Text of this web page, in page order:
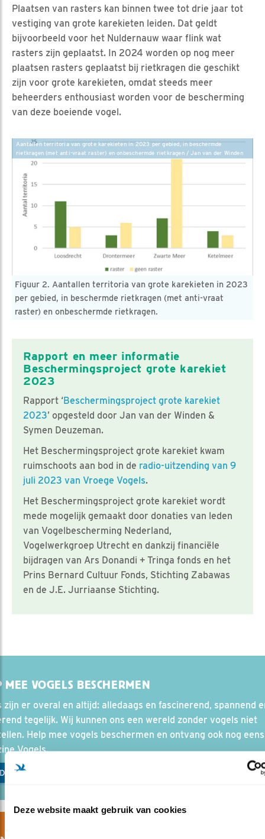
Deze website maakt gebruik van cookies
Plaatsen van rasters kan binnen twee tot drie jaar tot
vestiging van grote karekieten leiden. Dat geldt
bijvoorbeeld voor het Nuldernauw waar flink wat
rasters zijn geplaatst. In 2024 worden op nog meer
plaatsen rasters geplaatst bij rietkragen die geschikt
zijn voor grote karekieten, omdat steeds meer
beheerders enthousiast worden voor de bescherming
van deze boeiende vogel.
Figuur 2. Aantallen territoria van grote karekieten in 2023
per gebied, in beschermde rietkragen (met anti-vraat
raster) en onbeschermde rietkragen.
Aantallen territoria van grote karekieten in 2023 per gebied, in beschermde
rietkragen (met anti-vraat raster) en onbeschermde rietkragen / Jan van der Winden
Rapport en meer informatie
Beschermingsproject grote karekiet
2023
Rapport ‘Beschermingsproject grote karekiet
2023’ opgesteld door Jan van der Winden &
Symen Deuzeman.
Het Beschermingsproject grote karekiet kwam
ruimschoots aan bod in de radio-uitzending van 9
juli 2023 van Vroege Vogels.
Het Beschermingsproject grote karekiet wordt
mede mogelijk gemaakt door donaties van leden
van Vogelbescherming Nederland,
Vogelwerkgroep Utrecht en dankzij financiële
bijdragen van Ars Donandi + Tringa fonds en het
Prins Bernard Cultuur Fonds, Stichting Zabawas
en de J.E. Jurriaanse Stichting.
MEE VOGELS BESCHERMEN
zijn er overal en altijd: alledaags en fascinerend, spannend
tegelijk. Wij kunnen ons een wereld zonder vogels niet
Help mee vogels beschermen en ontvang ook nog
Vogels.
LID